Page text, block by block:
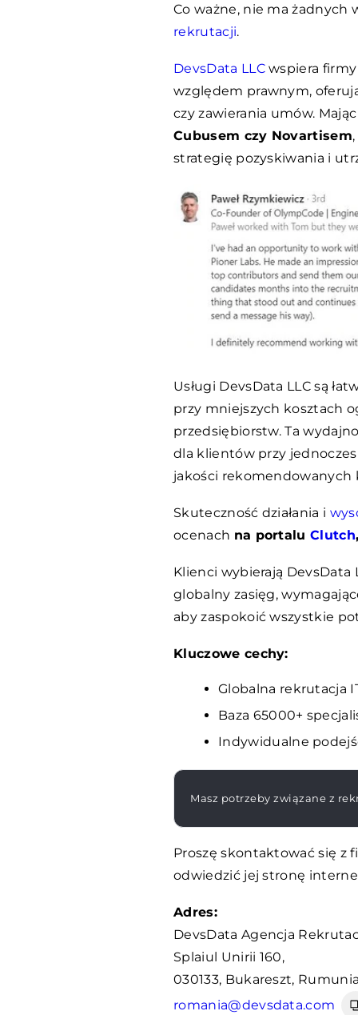
Co ważne, nie ma żadnych
rekrutacji.
DevsData LLCwspiera
względem prawnym,
czy zawierania umów.
Cubusem czy Novartisem
strategię pozyskiwania i
Usługi DevsData LLC są
przy mniejszych kosztach
przedsiębiorstw. Ta
dla klientów przy
jakości rekomendowanych
Skuteczność działania i
ocenach na portaluClutch
Klienci wybierają DevsData
globalny zasięg,
aby zaspokoić wszystkie
Kluczowe cechy:
Globalna rekrutacja
Baza 65000+
Indywidualne
Masz potrzeby związane z
Proszę skontaktować się z
odwiedzić jej stronę
Adres:
DevsData Agencja
Splaiul Unirii 160,
030133, Bukareszt,
romania@devsdata.com